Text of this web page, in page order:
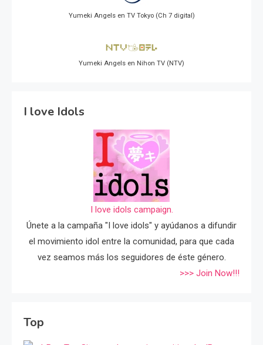
Yumeki Angels en TV Tokyo (Ch 7 digital)
Yumeki Angels en Nihon TV (NTV)
I love Idols
I love idols campaign.
Únete a la campaña "I love idols" y ayúdanos a difundir
el movimiento idol entre la comunidad, para que cada
vez seamos más los seguidores de éste género.
>>> Join Now!!!
Top